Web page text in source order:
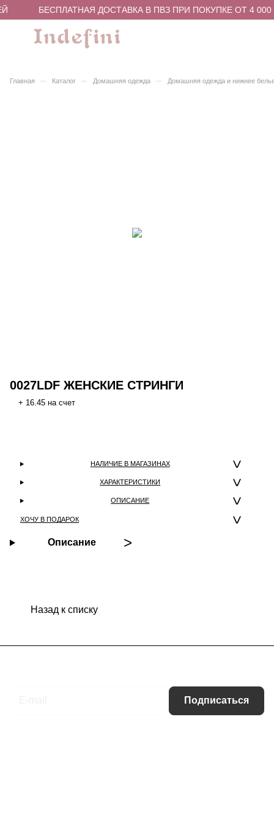
БЕСПЛАТНАЯ ДОСТАВКА В ПВЗ ПРИ ПОКУПКЕ ОТ 4 000
Главная – Каталог – Домашняя одежда – Домашняя одежда и нижнее
0027LDF ЖЕНСКИЕ СТРИНГИ
+ 16.45 на счет
НАЛИЧИЕ В МАГАЗИНАХ
ХАРАКТЕРИСТИКИ
ОПИСАНИЕ
ХОЧУ В ПОДАРОК
Описание
Назад к списку
Подписаться